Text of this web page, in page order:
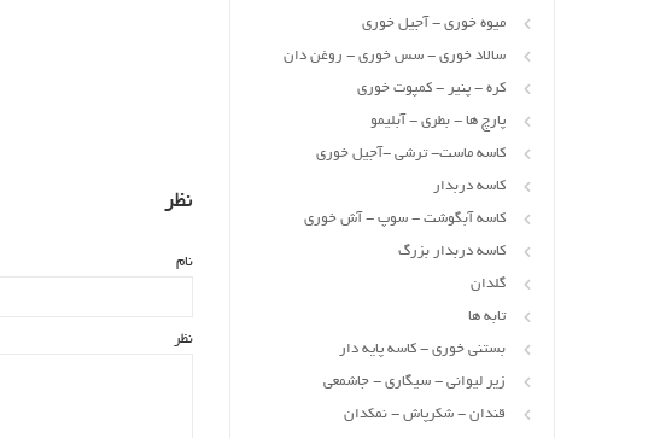
نظر
نام
نظر
میوه خوری - آجیل خوری
سالاد خوری - سس خوری - روغن دان
کره - پنیر - کمپوت خوری
پارچ ها - بطری - آبلیمو
کاسه ماست- ترشی -آجیل خوری
کاسه دربدار
کاسه آبگوشت - سوپ - آش خوری
کاسه دربدار بزرگ
گلدان
تابه ها
بستنی خوری - کاسه پایه دار
زیر لیوانی - سیگاری - جاشمعی
قندان - شکرپاش - نمکدان